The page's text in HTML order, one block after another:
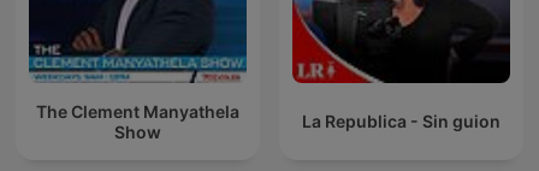
The Clement Manyathela
Show
La Republica - Sin guion